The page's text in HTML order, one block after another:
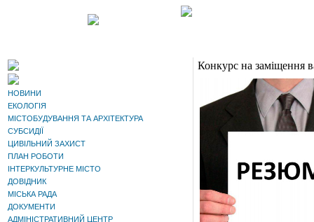
НОВИНИ
ЕКОЛОГІЯ
МІСТОБУДУВАННЯ ТА АРХІТЕКТУРА
СУБСИДІЇ
ЦИВІЛЬНИЙ ЗАХИСТ
ПЛАН РОБОТИ
ІНТЕРКУЛЬТУРНЕ МІСТО
ДОВІДНИК
МІСЬКА РАДА
ДОКУМЕНТИ
АДМІНІСТРАТИВНИЙ ЦЕНТР
Конкурс на заміщення